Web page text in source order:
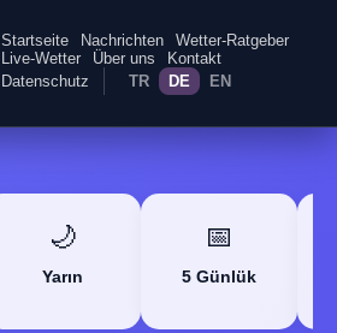
Startseite Nachrichten
Wetter-Ratgeber
Live-Wetter
Über uns
Kontakt
Datenschutz
TR DE EN
🌙
Yarın
📅
5 Günlük